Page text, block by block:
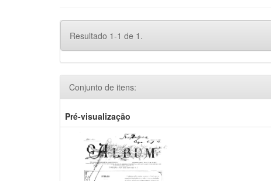
Resultado 1-1 de 1.
Conjunto de itens:
Pré-visualização